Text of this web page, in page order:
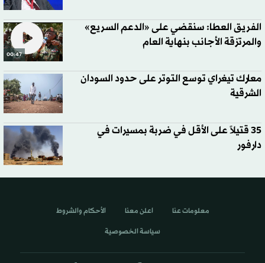
00:47
الفريق العطا: سنقضي على «الدعم السريع»
والمرتزقة الأجانب بنهاية العام
معارك تيغراي توسع التوتر على حدود السودان
الشرقية
35 قتيلاً على الأقل في ضربة بمسيرات في
دارفور
معلومات عنا اعلن معنا الأحكام والشروط
سياسة الخصوصية